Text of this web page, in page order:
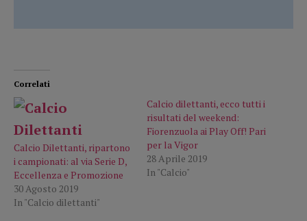
Correlati
Calcio Dilettanti, ripartono
i campionati: al via Serie D,
Eccellenza e Promozione
30 Agosto 2019
In "Calcio dilettanti"
Calcio dilettanti, ecco tutti i
risultati del weekend:
Fiorenzuola ai Play Off! Pari
per la Vigor
28 Aprile 2019
In "Calcio"